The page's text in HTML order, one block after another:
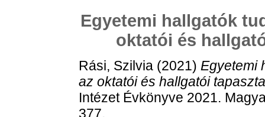
Egyetemi hallgatók
oktatói és
Rási, Szilvia (2021) Egyetemi
az oktatói és hallgatói
Intézet Évkönyve 2021.
377.